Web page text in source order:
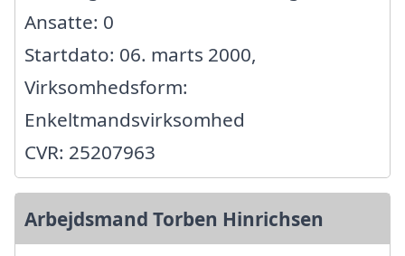
Ansatte: 0
Startdato: 06. marts 2000,
Virksomhedsform:
Enkeltmandsvirksomhed
CVR: 25207963
Arbejdsmand Torben Hinrichsen